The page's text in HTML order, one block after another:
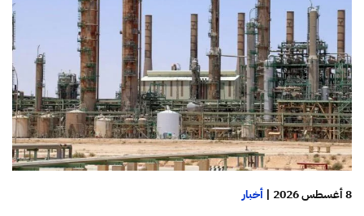
8 أغسطس 2026 | أخبار